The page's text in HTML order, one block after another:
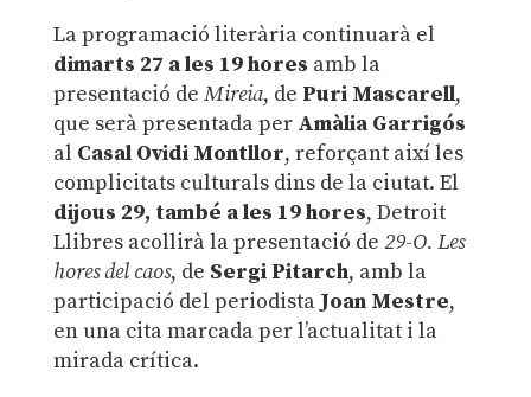
La programació literària continuarà el
dimarts 27 a les 19 hores amb la
presentació de Mireia, de Puri Mascarell,
que serà presentada per Amàlia Garrigós
al Casal Ovidi Montllor, reforçant així les
complicitats culturals dins de la ciutat. El
dijous 29, també a les 19 hores, Detroit
Llibres acollirà la presentació de 29-O. Les
hores del caos, de Sergi Pitarch, amb la
participació del periodistaJoan Mestre,
en una cita marcada per l’actualitat i la
mirada crítica.